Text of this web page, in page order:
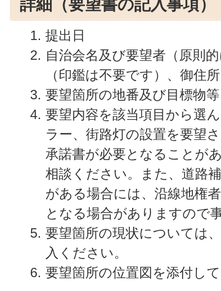
詳細（要望書の記入事項）
提出日
自治会名及び要望者（原則
（印鑑は不要です）、御住
要望箇所の地番及び目標物
要望内容を該当項目から選
ラー、街路灯の設置を要望
承諾書が必要となることが
相談ください。また、道路
がある場合には、沿線地権
となる場合がありますので
要望箇所の現状については
入ください。
要望箇所の位置図を添付し